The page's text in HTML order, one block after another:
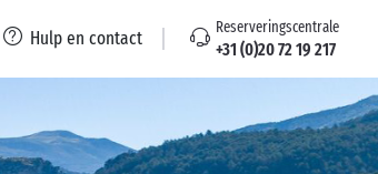
Hulp en contact Reserveringscentrale
+31 (0)20 72 19 217